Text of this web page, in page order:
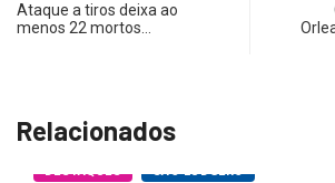
Ataque a tiros deixa ao
menos 22 mortos…
Relacionados
DESTAQUES SÃO LUDGERO